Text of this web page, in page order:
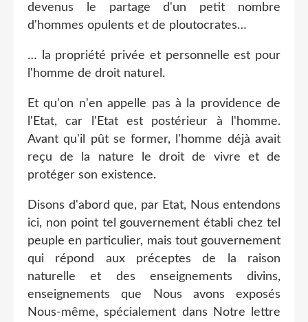
devenus le partage d'un petit nombre
d'hommes opulents et de ploutocrates…
… la propriété privée et personnelle est pour
l'homme de droit naturel.
Et qu'on n'en appelle pas à la providence de
l'Etat, car l'Etat est postérieur à l'homme.
Avant qu'il pût se former, l'homme déjà avait
reçu de la nature le droit de vivre et de
protéger son existence.
Disons d'abord que, par Etat, Nous entendons
ici, non point tel gouvernement établi chez tel
peuple en particulier, mais tout gouvernement
qui répond aux préceptes de la raison
naturelle et des enseignements divins,
enseignements que Nous avons exposés
Nous-même, spécialement dans Notre lettre